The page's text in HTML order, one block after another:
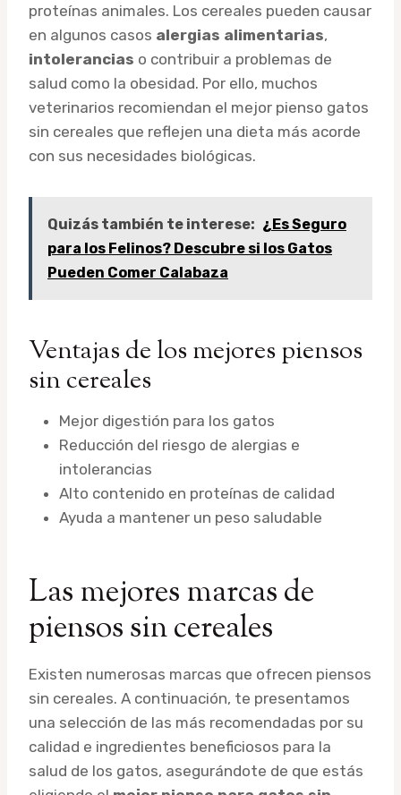
proteínas animales. Los cereales pueden causar
en algunos casos alergias alimentarias,
intolerancias o contribuir a problemas de
salud como la obesidad. Por ello, muchos
veterinarios recomiendan el mejor pienso gatos
sin cereales que reflejen una dieta más acorde
con sus necesidades biológicas.
Quizás también te interese: ¿Es Seguro
para los Felinos? Descubre si los Gatos
Pueden Comer Calabaza
Ventajas de los mejores piensos
sin cereales
Mejor digestión para los gatos
Reducción del riesgo de alergias e
intolerancias
Alto contenido en proteínas de calidad
Ayuda a mantener un peso saludable
Las mejores marcas de
piensos sin cereales
Existen numerosas marcas que ofrecen piensos
sin cereales. A continuación, te presentamos
una selección de las más recomendadas por su
calidad e ingredientes beneficiosos para la
salud de los gatos, asegurándote de que estás